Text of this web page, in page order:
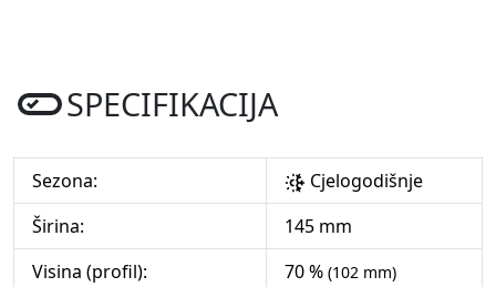
SPECIFIKACIJA
Sezona:
Cjelogodišnje
Širina:
145 mm
Visina (profil):
70 % (102 mm)